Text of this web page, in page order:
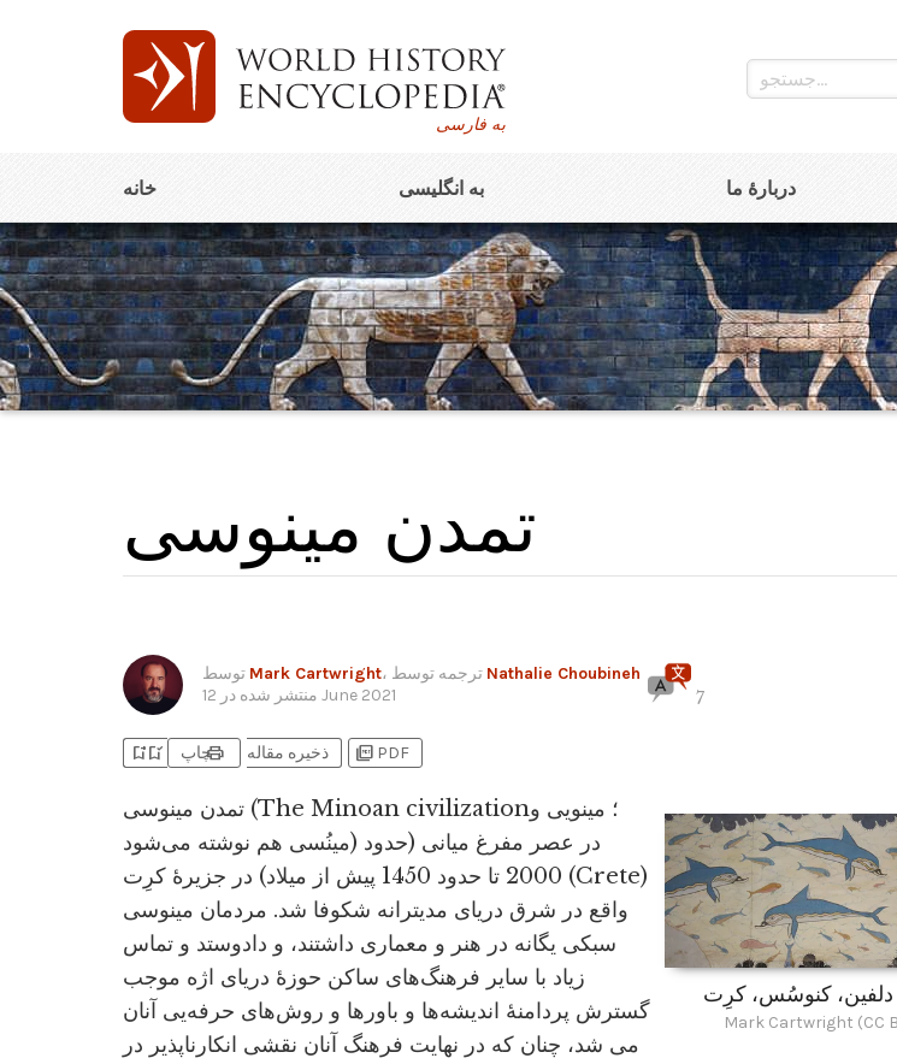
به فارسی
خانه به انگلیسی دربارۀ ما
تمدن مینوسی
Mark Cartwright
Nathalie Choubineh
منتشر شده در 12 June 2021 7
bookmark_addbookmark_added ذخیره مقاله printچاپ picture_as_pdf PDF
دلفین، کنوسُس، کرِت
Mark Cartwright (CC
تمدن مینوسی (The Minoan civilization؛ مینویی و
مینُسی هم نوشته می‌شود) در عصر مفرغ میانی (حدود
2000 تا حدود 1450 پیش از میلاد) در جزیرۀ کرِت (Crete)
واقع در شرق دریای مدیترانه شکوفا شد. مردمان مینوسی
سبکی یگانه در هنر و معماری داشتند، و دادوستد و تماس
زیاد با سایر فرهنگ‌های ساکن حوزۀ دریای اژه موجب
گسترش پردامنۀ اندیشه‌ها و باورها و روش‌های حرفه‌یی آنان
می شد، چنان که در نهایت فرهنگ آنان نقشی انکارناپذیر در